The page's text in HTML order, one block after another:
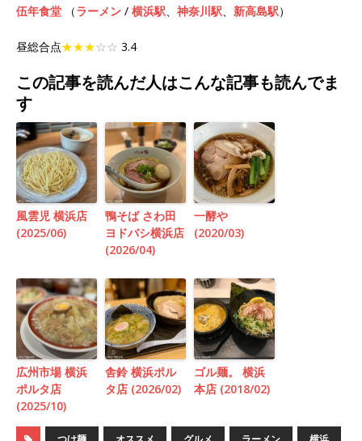
伍年食堂 （ラーメン / 横浜駅、 神奈川駅、 新高島駅）
昼総合点★★★☆☆ 3.4
この記事を読んだ人はこんな記事も読んでま
す
風雲児 横浜店
(2025/06)
鴨そば さわ田
ヨドバシ横浜店
(2026/04)
一酵や
(2020/03)
広州市場 横浜
ポルタ店
(2025/10)
舎鈴 横浜ポル
タ店 (2026/02)
ゴル麺。 横浜
本店 (2018/02)